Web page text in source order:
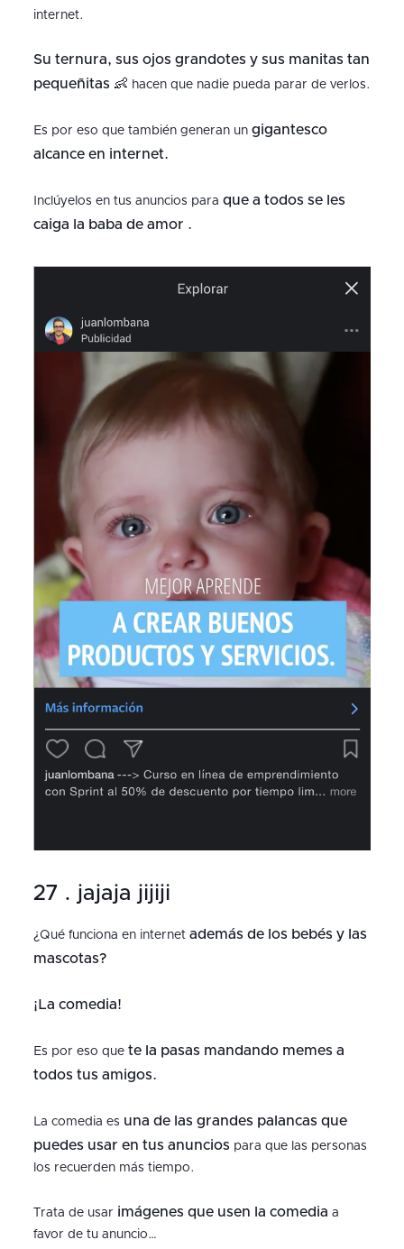
internet.
Su ternura, sus ojos grandotes y sus manitas tan
pequeñitas 👶 hacen que nadie pueda parar de verlos.
Es por eso que también generan un gigantesco
alcance en internet.
Inclúyelos en tus anuncios para que a todos se les
caiga la baba de amor .
27 . jajaja jijiji
¿Qué funciona en internet además de los bebés y las
mascotas?
¡La comedia!
Es por eso que te la pasas mandando memes a
todos tus amigos.
La comedia es una de las grandes palancas que
puedes usar en tus anuncios para que las personas
los recuerden más tiempo.
Trata de usar imágenes que usen la comedia a
favor de tu anuncio…